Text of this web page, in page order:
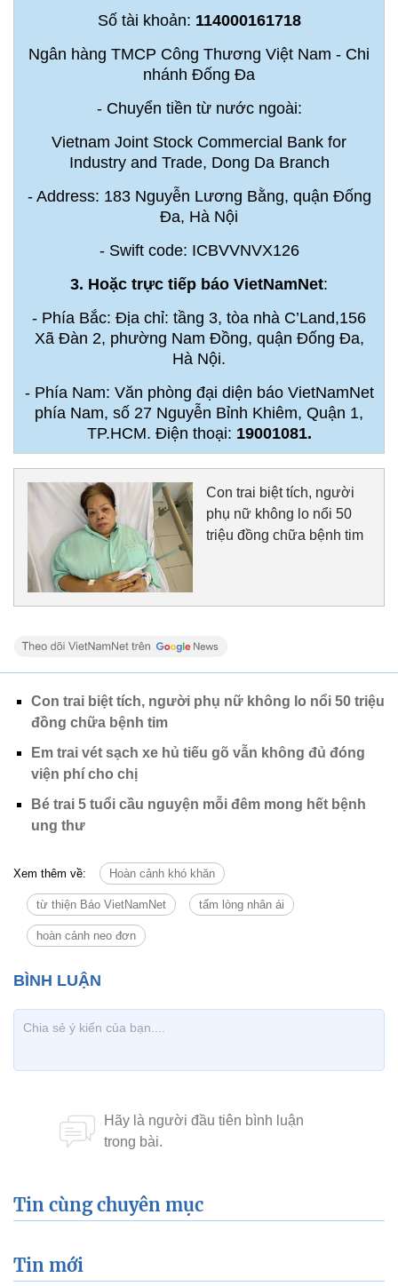
Số tài khoản: 114000161718
Ngân hàng TMCP Công Thương Việt Nam - Chi
nhánh Đống Đa
- Chuyển tiền từ nước ngoài:
Vietnam Joint Stock Commercial Bank for
Industry and Trade, Dong Da Branch
- Address: 183 Nguyễn Lương Bằng, quận Đống
Đa, Hà Nội
- Swift code: ICBVVNVX126
3. Hoặc trực tiếp báo VietNamNet:
- Phía Bắc: Địa chỉ: tầng 3, tòa nhà C’Land,156
Xã Đàn 2, phường Nam Đồng, quận Đống Đa,
Hà Nội.
- Phía Nam: Văn phòng đại diện báo VietNamNet
phía Nam, số 27 Nguyễn Bỉnh Khiêm, Quận 1,
TP.HCM. Điện thoại: 19001081.
Con trai biệt tích, người
phụ nữ không lo nổi 50
triệu đồng chữa bệnh tim
Con trai biệt tích, người phụ nữ không lo nổi 50 triệu
đồng chữa bệnh tim
Em trai vét sạch xe hủ tiếu gõ vẫn không đủ đóng
viện phí cho chị
Bé trai 5 tuổi cầu nguyện mỗi đêm mong hết bệnh
ung thư
Xem thêm về: Hoàn cảnh khó khăn
từ thiện Báo VietNamNet tấm lòng nhân ái
hoàn cảnh neo đơn
Tin cùng chuyên mục
Tin mới